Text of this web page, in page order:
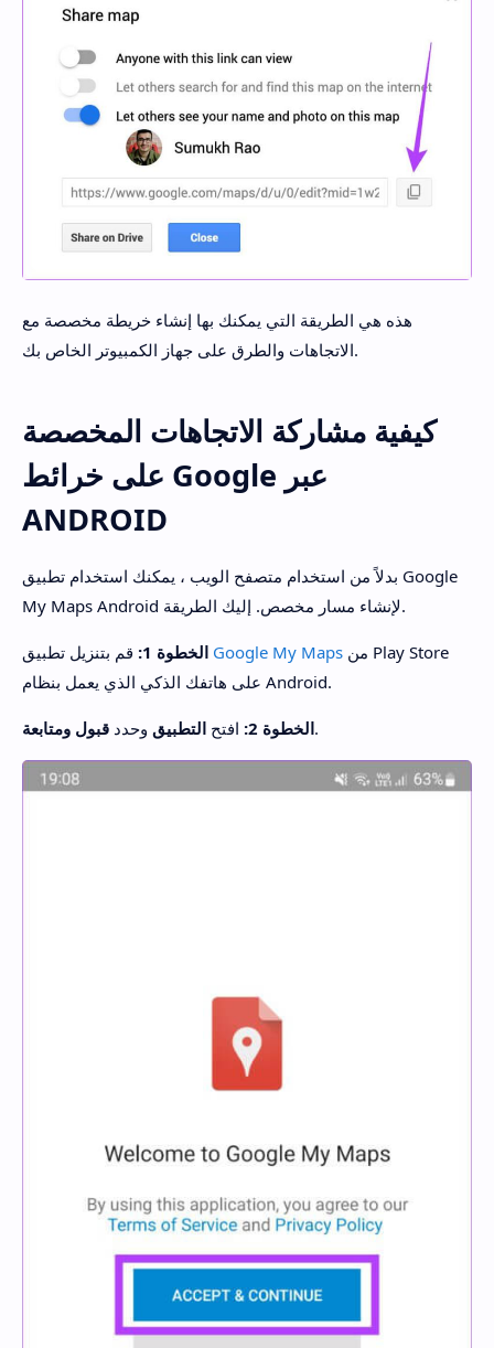
هذه هي الطريقة التي يمكنك بها إنشاء خريطة مخصصة مع
الاتجاهات والطرق على جهاز الكمبيوتر الخاص بك.
كيفية مشاركة الاتجاهات المخصصة
على خرائط Google عبر
ANDROID
بدلاً من استخدام متصفح الويب ، يمكنك استخدام تطبيق Google
My Maps Android لإنشاء مسار مخصص. إليك الطريقة.
الخطوة 1: Google My Maps
على هاتفك الذكي الذي يعمل بنظام Android.
الخطوة 2: افتح التطبيق وحدد قبول ومتابعة .